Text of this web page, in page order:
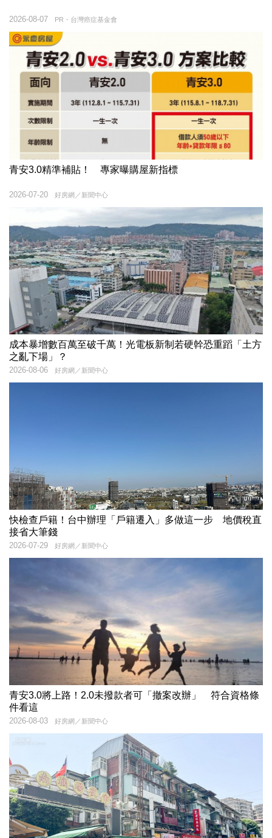
PR・台灣癌症基金會
2026-08-07
青安3.0精準補貼！ 專家曝購屋新指標
好房網／新聞中心
2026-07-20
成本暴增數百萬至破千萬！光電板新制若硬幹恐重蹈「土方
之亂下場」？
好房網／新聞中心
2026-08-06
快檢查戶籍！台中辦理「戶籍遷入」多做這一步 地價稅直
接省大筆錢
好房網／新聞中心
2026-07-29
青安3.0將上路！2.0未撥款者可「撤案改辦」 符合資格條
件看這
好房網／新聞中心
2026-08-03